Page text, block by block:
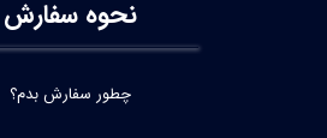
نحوه سفارش
چطور سفارش بدم؟